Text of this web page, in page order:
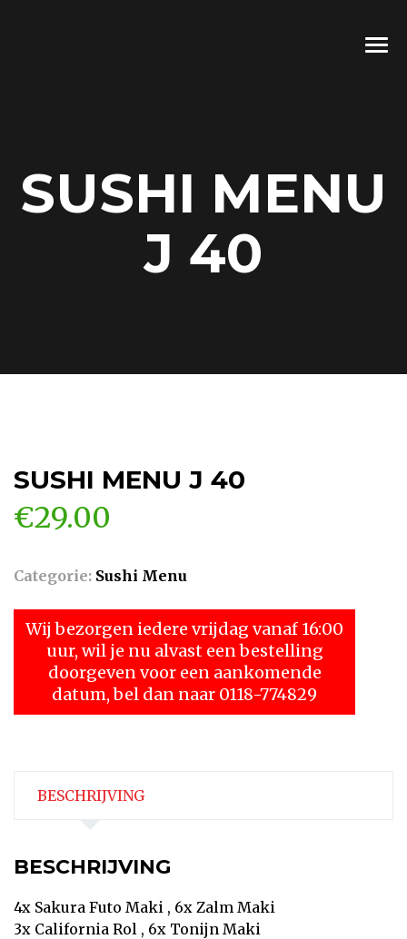
SUSHI MENU
J 40
SUSHI MENU J 40
€29.00
Categorie: Sushi Menu
Wij bezorgen iedere vrijdag vanaf 16:00
uur, wil je nu alvast een bestelling
doorgeven voor een aankomende
datum, bel dan naar 0118-774829
BESCHRIJVING
BESCHRIJVING
4x Sakura Futo Maki , 6x Zalm Maki
3x California Rol , 6x Tonijn Maki